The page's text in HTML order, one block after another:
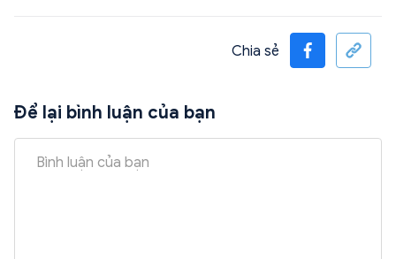
Chia sẻ
Để lại bình luận của bạn